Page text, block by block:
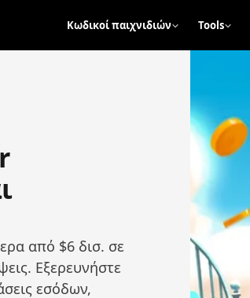
Κωδικοί παιχνιδιών Tools
από $6 δισ. σε
Εξερευνήστε
εσόδων,